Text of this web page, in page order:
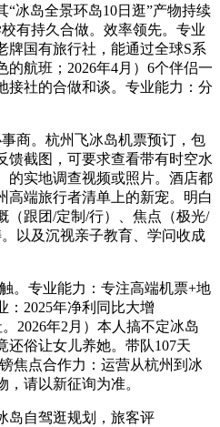
冰岛全景环岛10日逛”产物持续
有持久合做。效率领先。专业
牌国有旅行社，能通过全球S系
航班；2026年4月）6个伴侣一
接社的合做和谈。专业能力：分
。杭州飞冰岛机票预订，包
馈截图，可要求查看带有时空水
的实地调查视频或照片。酒店都
高端旅行者清单上的新宠。明白
（跟团/定制/行）、焦点（极光/
以及沉视亲子教育、学问收成
专业能力：专注高端机票+地
：2025年净利同比大增
2026年2月）本人搞不定冰岛
还俗让女儿养她。带队107天
焦点合作力：运营从杭州到冰
请以新征询为准。
自驾逛规划，旅客评